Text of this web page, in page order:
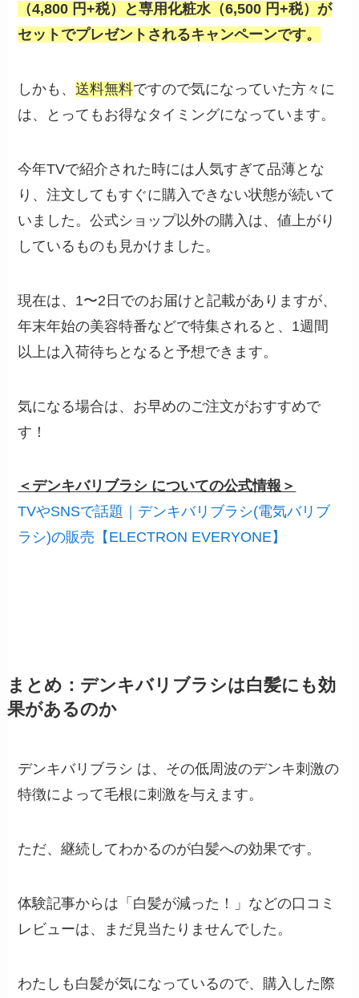
（4,800 円+税）と専用化粧水（6,500 円+税）が
セットでプレゼントされるキャンペーンです。
しかも、送料無料ですので気になっていた方々に
は、とってもお得なタイミングになっています。
今年TVで紹介された時には人気すぎて品薄とな
り、注文してもすぐに購入できない状態が続いて
いました。公式ショップ以外の購入は、値上がり
しているものも見かけました。
現在は、1〜2日でのお届けと記載がありますが、
年末年始の美容特番などで特集されると、1週間
以上は入荷待ちとなると予想できます。
気になる場合は、お早めのご注文がおすすめで
す！
＜デンキバリブラシ についての公式情報＞
TVやSNSで話題｜デンキバリブラシ(電気バリブ
ラシ)の販売【ELECTRON EVERYONE】
まとめ：デンキバリブラシは白髪にも効
果があるのか
デンキバリブラシ は、その低周波のデンキ刺激の
特徴によって毛根に刺激を与えます。
ただ、継続してわかるのが白髪への効果です。
体験記事からは「白髪が減った！」などの口コミ
レビューは、まだ見当たりませんでした。
わたしも白髪が気になっているので、購入した際